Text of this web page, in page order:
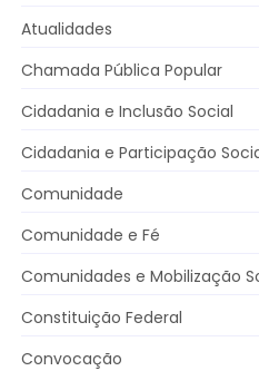
Atualidades
Chamada Pública Popular
Cidadania e Inclusão Social
Cidadania e Participação
Comunidade
Comunidade e Fé
Comunidades e Mobilização
Constituição Federal
Convocação